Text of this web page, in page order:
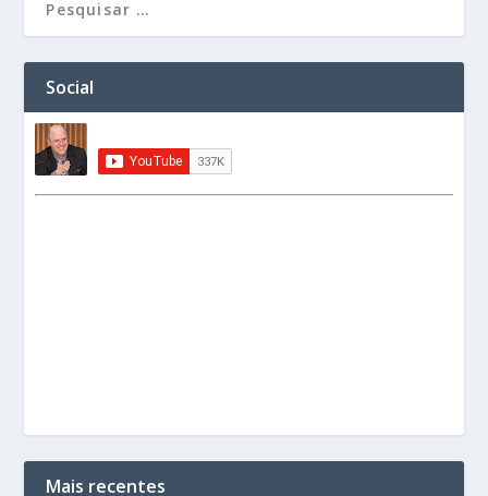
Social
Mais recentes